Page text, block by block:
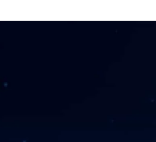
catégories de dangers
les voies de
la santé. Cette
incompatibilités
vos produits spécifiques